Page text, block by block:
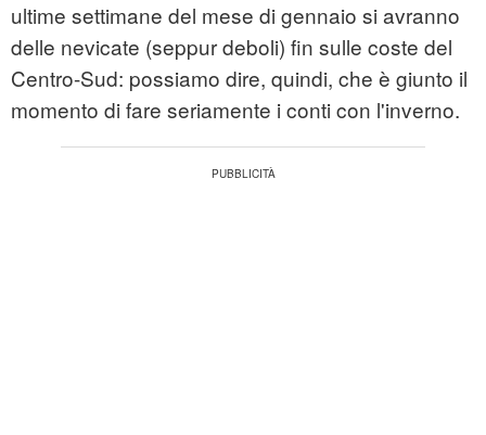
ultime settimane del mese di gennaio si avranno
delle nevicate (seppur deboli) fin sulle coste del
Centro-Sud: possiamo dire, quindi, che è giunto il
momento di fare seriamente i conti con l'inverno.